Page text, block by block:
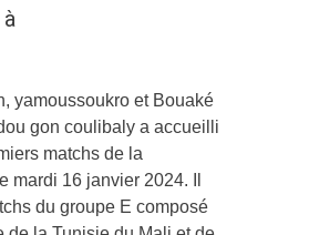
yamoussoukro et Bouaké
gon coulibaly a accueilli
matchs de la
mardi 16 janvier 2024. Il
du groupe E composé